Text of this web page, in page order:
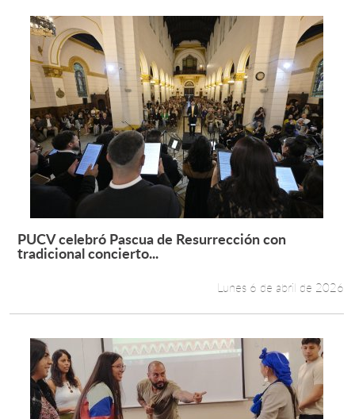
Leer más +
PUCV celebró Pascua de Resurrección con
tradicional concierto...
Lunes 6 de abril de 2026